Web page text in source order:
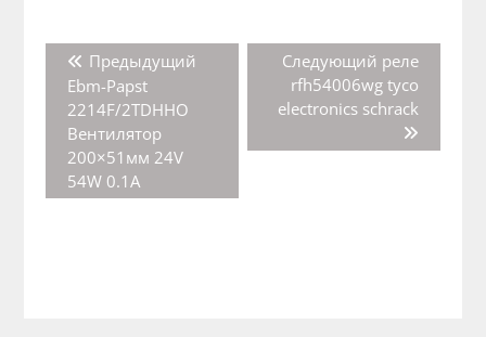
записям
Предыдущий Предыдущая
Ebm-Papst
2214F/2TDHHO
Вентилятор
200×51мм 24V
54W 0.1A
Следующий Следующая
запись:
реле
rfh54006wg tyco
electronics schrack